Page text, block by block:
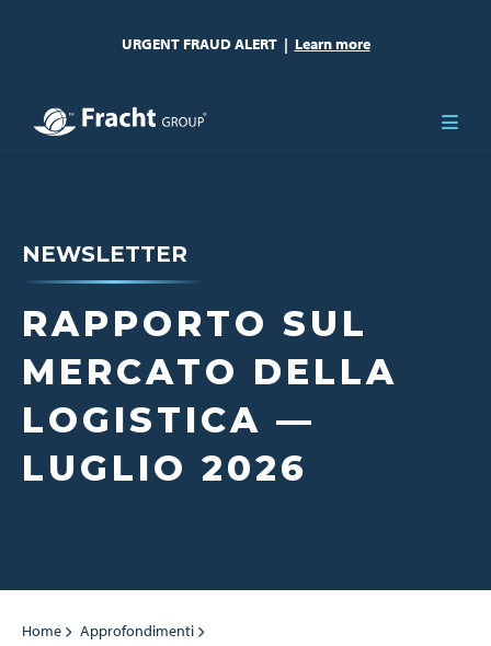
URGENT FRAUD ALERT | Learn more
NEWSLETTER
RAPPORTO SUL
MERCATO DELLA
LOGISTICA —
LUGLIO 2026
Home
Approfondimenti